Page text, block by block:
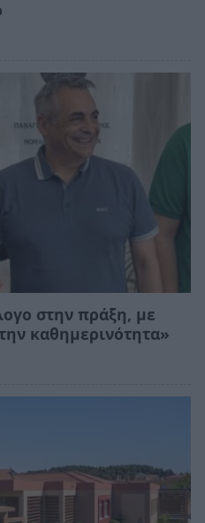
στην πράξη, με
καθημερινότητα»